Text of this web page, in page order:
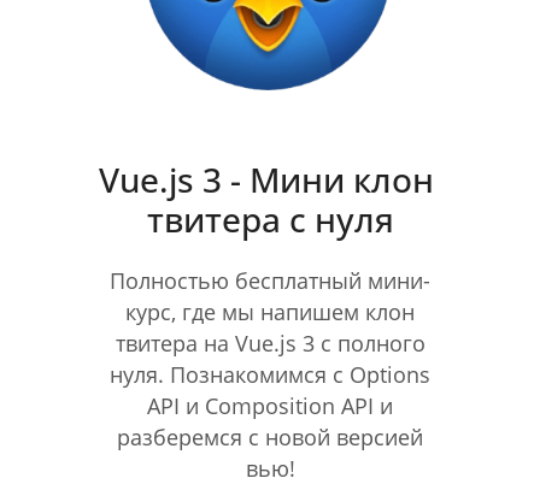
Vue.js 3 - Мини клон
твитера с нуля
Полностью бесплатный мини-
курс, где мы напишем клон
твитера на Vue.js 3 с полного
нуля. Познакомимся с Options
API и Composition API и
разберемся с новой версией
вью!